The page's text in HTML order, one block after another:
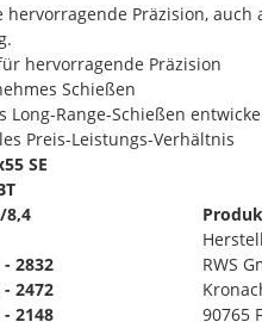
hervorragende Präzision,
hervorragende Präzision
Schießen
Range-Schießen
Preis-Leistungs-Verhältnis​
SE
8,4
- 2832
- 2472
- 2148
RWS
90765